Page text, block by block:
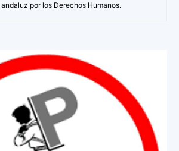
por los Derechos Humanos.